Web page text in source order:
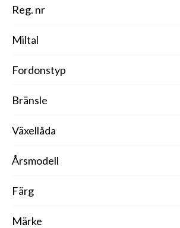
Reg. nr
Miltal
Fordonstyp
Bränsle
Växellåda
Årsmodell
Färg
Märke